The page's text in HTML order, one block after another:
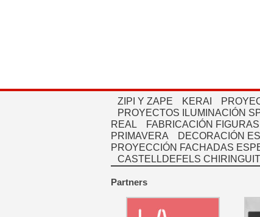
ZIPI Y ZAPE KERAI
PROYECTOS ILUMINACIÓN
REAL
FABRICACIÓN
PRIMAVERA
DECORACIÓN
PROYECCIÓN FACHADAS
CASTELLDEFELS
Partners